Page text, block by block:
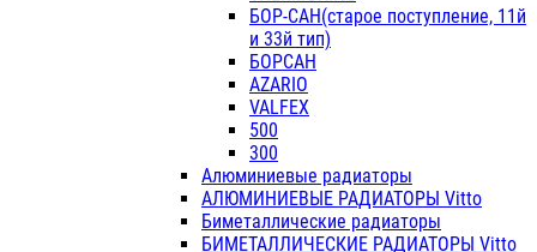
БОР-САН(старое поступление, 11й
и 33й тип)
БОРСАН
AZARIO
VALFEX
500
300
Алюминиевые радиаторы
АЛЮМИНИЕВЫЕ РАДИАТОРЫ Vitto
Биметаллические радиаторы
БИМЕТАЛЛИЧЕСКИЕ РАДИАТОРЫ Vitto